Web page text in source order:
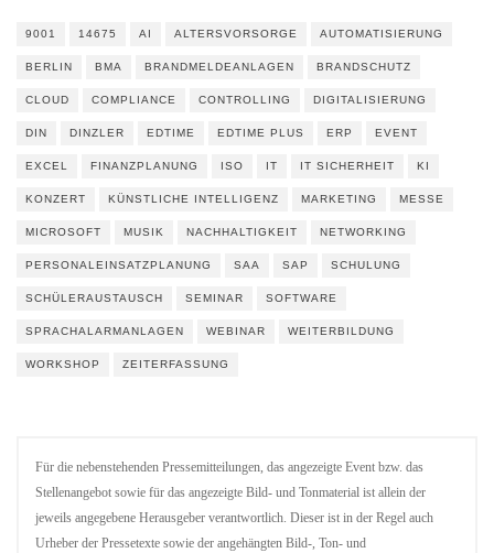
9001 14675 AI ALTERSVORSORGE AUTOMATISIERUNG
BERLIN BMA BRANDMELDEANLAGEN BRANDSCHUTZ
CLOUD COMPLIANCE CONTROLLING DIGITALISIERUNG
DIN DINZLER EDTIME EDTIME PLUS ERP EVENT
EXCEL FINANZPLANUNG ISO IT IT SICHERHEIT KI
KONZERT KÜNSTLICHE INTELLIGENZ MARKETING MESSE
MICROSOFT MUSIK NACHHALTIGKEIT NETWORKING
PERSONALEINSATZPLANUNG SAA SAP SCHULUNG
SCHÜLERAUSTAUSCH SEMINAR SOFTWARE
SPRACHALARMANLAGEN WEBINAR WEITERBILDUNG
WORKSHOP ZEITERFASSUNG
Für die nebenstehenden Pressemitteilungen, das angezeigte Event bzw. das
Stellenangebot sowie für das angezeigte Bild- und Tonmaterial ist allein der
jeweils angegebene Herausgeber verantwortlich. Dieser ist in der Regel auch
Urheber der Pressetexte sowie der angehängten Bild-, Ton- und